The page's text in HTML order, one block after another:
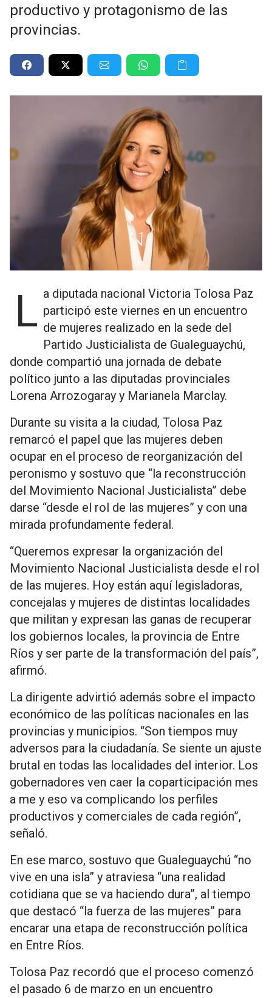
productivo y protagonismo de las
provincias.
La diputada nacional Victoria Tolosa Paz participó este viernes en un encuentro
de mujeres realizado en la sede del
Partido Justicialista de Gualeguaychú,
donde compartió una jornada de debate
político junto a las diputadas provinciales
Lorena Arrozogaray y Marianela Marclay.
Durante su visita a la ciudad, Tolosa Paz
remarcó el papel que las mujeres deben
ocupar en el proceso de reorganización del
peronismo y sostuvo que “la reconstrucción
del Movimiento Nacional Justicialista” debe
darse “desde el rol de las mujeres” y con una
mirada profundamente federal.
“Queremos expresar la organización del
Movimiento Nacional Justicialista desde el rol
de las mujeres. Hoy están aquí legisladoras,
concejalas y mujeres de distintas localidades
que militan y expresan las ganas de recuperar
los gobiernos locales, la provincia de Entre
Ríos y ser parte de la transformación del país”,
afirmó.
La dirigente advirtió además sobre el impacto
económico de las políticas nacionales en las
provincias y municipios. “Son tiempos muy
adversos para la ciudadanía. Se siente un ajuste
brutal en todas las localidades del interior. Los
gobernadores ven caer la coparticipación mes
a me y eso va complicando los perfiles
productivos y comerciales de cada región”,
señaló.
En ese marco, sostuvo que Gualeguaychú “no
vive en una isla” y atraviesa “una realidad
cotidiana que se va haciendo dura”, al tiempo
que destacó “la fuerza de las mujeres” para
encarar una etapa de reconstrucción política
en Entre Ríos.
Tolosa Paz recordó que el proceso comenzó
el pasado 6 de marzo en un encuentro